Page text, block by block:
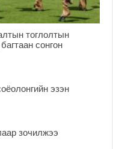
тоглолтын
сонгон
эзэн
зочилжээ